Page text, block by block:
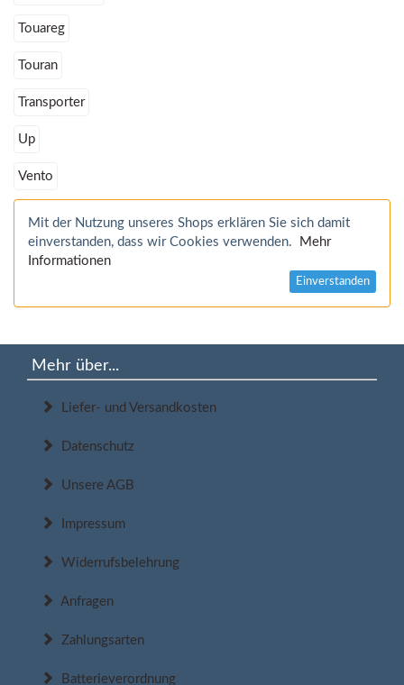
Touareg
Touran
Transporter
Up
Vento
Mit der Nutzung unseres Shops erklären Sie sich damit
einverstanden, dass wir Cookies verwenden.
Mehr
Informationen
Einverstanden
Mehr über...
Liefer- und Versandkosten
Datenschutz
Unsere AGB
Impressum
Widerrufsbelehrung
Anfragen
Zahlungsarten
Batterieverordnung